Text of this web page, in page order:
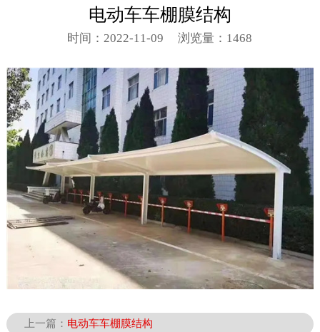
电动车车棚膜结构
时间：2022-11-09 浏览量：1468
上一篇： 电动车车棚膜结构